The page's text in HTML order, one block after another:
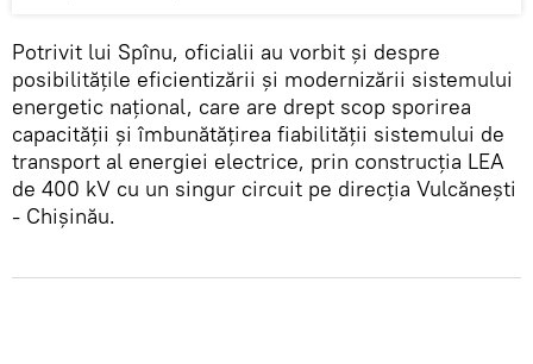
Potrivit lui Spînu, oficialii au vorbit și despre
posibilitățile eficientizării și modernizării sistemului
energetic național, care are drept scop sporirea
capacității și îmbunătățirea fiabilității sistemului de
transport al energiei electrice, prin construcția LEA
de 400 kV cu un singur circuit pe direcția Vulcănești
- Chișinău.